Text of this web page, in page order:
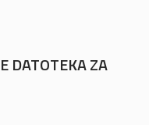
DATOTEKA ZA